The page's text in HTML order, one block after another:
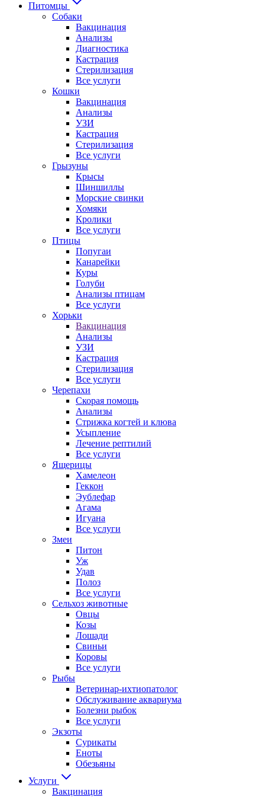
Питомцы
Собаки
Вакцинация
Анализы
Диагностика
Кастрация
Стерилизация
Все услуги
Кошки
Вакцинация
Анализы
УЗИ
Кастрация
Стерилизация
Все услуги
Грызуны
Крысы
Шиншиллы
Морские свинки
Хомяки
Кролики
Все услуги
Птицы
Попугаи
Канарейки
Куры
Голуби
Анализы птицам
Все услуги
Хорьки
Вакцинация
Анализы
УЗИ
Кастрация
Стерилизация
Все услуги
Черепахи
Скорая помощь
Анализы
Стрижка когтей и клюва
Усыпление
Лечение рептилий
Все услуги
Ящерицы
Хамелеон
Геккон
Эублефар
Агама
Игуана
Все услуги
Змеи
Питон
Уж
Удав
Полоз
Все услуги
Сельхоз животные
Овцы
Козы
Лошади
Свиньи
Коровы
Все услуги
Рыбы
Ветеринар-ихтиопатолог
Обслуживание аквариума
Болезни рыбок
Все услуги
Экзоты
Сурикаты
Еноты
Обезьяны
Услуги
Вакцинация